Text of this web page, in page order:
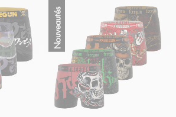
Nouveautés